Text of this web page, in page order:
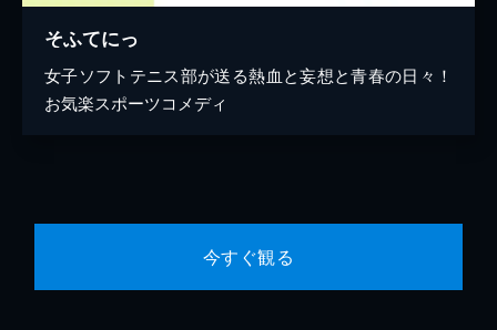
そふてにっ
女子ソフトテニス部が送る熱血と妄想と青春の日々！
お気楽スポーツコメディ
今すぐ観る